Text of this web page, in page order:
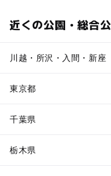
近くの公園・総合
川越・所沢・入間・新座
東京都
千葉県
栃木県